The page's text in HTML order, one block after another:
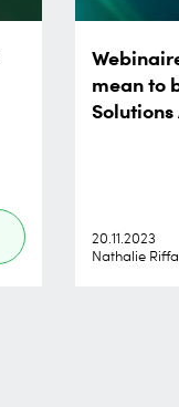
mean to
20.11.2023
Nathalie